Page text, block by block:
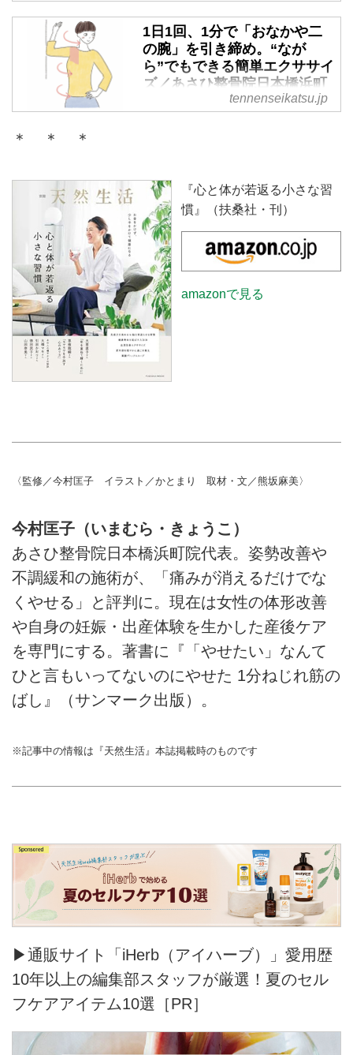
姿勢改善や不調緩和の施術が人気
のあさひ整骨院日本橋浜町院・今
村匡子さんに、脂肪が燃えやすい
体をつくる1日1回、1分の簡単エ
クササイズを教わります。今回
トライしてみてください。
（『天然生活』2022年4月号掲
載）
1日1回、1分で「おなかや二
の腕」を引き締め。“なが
ら”でもできる簡単エクササイ
ズ／あさひ整骨院日本橋浜町
院・今村匡子さん - 天然生活
村匡子さんに、脂肪が燃えやすい
体をつくる1日1回、1分の簡単エ
クササイズを教わります。今回
は、肩甲骨まわりや胸まわりを刺
激する「腕ねじ胸のばし（外ねじ
り）」。負荷が軽いので、ぜひト
ライしてみてください。 （『天
然生活』2022年4月号掲載）
tennenseikatsu.jp
＊ ＊ ＊
『心と体が若返る小さな習
慣』（扶桑社・刊）
amazonで見る
〈監修／今村匡子 イラスト／かとまり 取材・文／熊坂麻美〉
今村匡子（いまむら・きょうこ）
あさひ整骨院日本橋浜町院代表。姿勢改善や
不調緩和の施術が、「痛みが消えるだけでな
くやせる」と評判に。現在は女性の体形改善
や自身の妊娠・出産体験を生かした産後ケア
を専門にする。著書に『「やせたい」なんて
ひと言もいってないのにやせた 1分ねじれ筋の
ばし』（サンマーク出版）。
※記事中の情報は『天然生活』本誌掲載時のものです
▶通販サイト「iHerb（アイハーブ）」愛用歴
10年以上の編集部スタッフが厳選！夏のセル
フケアアイテム10選［PR］